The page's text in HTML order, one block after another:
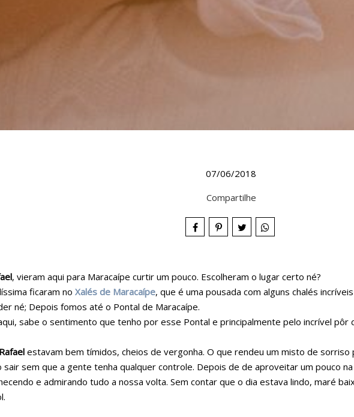
07/06/2018
Compartilhe
, vieram aqui para Maracaípe curtir um pouco. Escolheram o lugar certo né?
ficaram no Xalés de Maracaípe, que é uma pousada com alguns chalés
né; Depois fomos até o Pontal de Maracaípe.
sabe o sentimento que tenho por esse Pontal e principalmente pelo incrível
estavam bem tímidos, cheios de vergonha. O que rendeu um misto de
sem que a gente tenha qualquer controle. Depois de de aproveitar um pouco
e admirando tudo a nossa volta. Sem contar que o dia estava lindo, maré